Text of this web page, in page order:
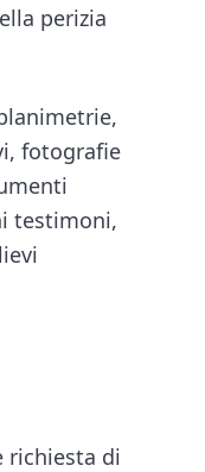
perizia
fotografie
testimoni,
richiesta di